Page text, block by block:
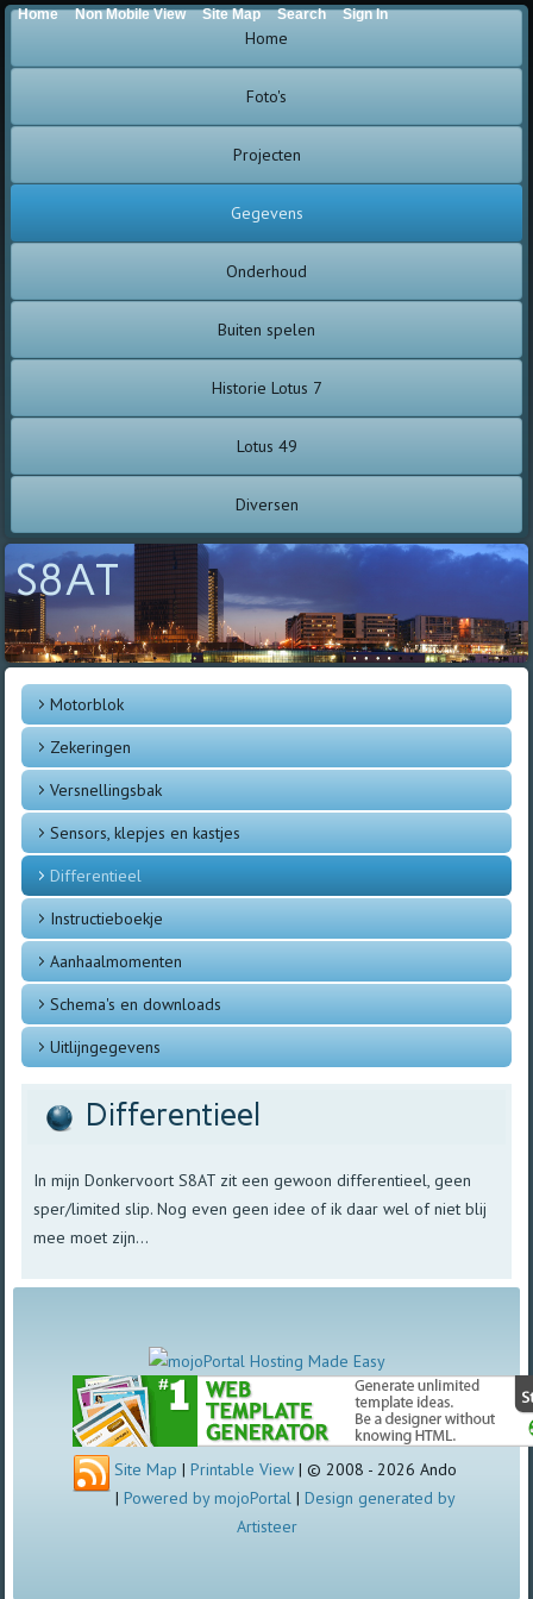
Home
Foto's
Projecten
Gegevens
Onderhoud
Buiten spelen
Historie Lotus 7
Lotus 49
Diversen
S8AT
Motorblok
Zekeringen
Versnellingsbak
Sensors, klepjes en kastjes
Differentieel
Instructieboekje
Aanhaalmomenten
Schema's en downloads
Uitlijngegevens
Differentieel
In mijn Donkervoort S8AT zit een gewoon differentieel, geen
sper/limited slip. Nog even geen idee of ik daar wel of niet blij
mee moet zijn...
Site Map | Printable View | © 2008 - 2026 Ando
| Powered by mojoPortal | Design generated by
Artisteer
Home Non Mobile View Site Map Search Sign In